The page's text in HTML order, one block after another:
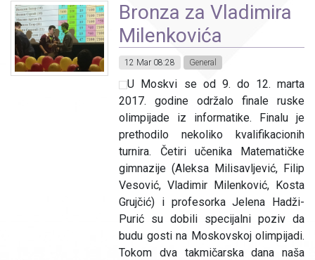
Bronza za Vladimira
Milenkovića
12 Mar 08:28 General
U Moskvi se od 9. do 12. marta
2017. godine održalo finale ruske
olimpijade iz informatike. Finalu je
prethodilo nekoliko kvalifikacionih
turnira. Četiri učenika Matematičke
gimnazije (Aleksa Milisavljević, Filip
Vesović, Vladimir Milenković, Kosta
Grujčić) i profesorka Jelena Hadži-
Purić su dobili specijalni poziv da
budu gosti na Moskovskoj olimpijadi.
Tokom dva takmičarska dana naša